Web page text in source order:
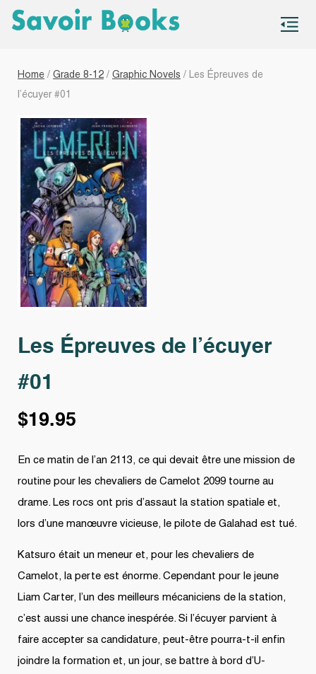
Home / Grade 8-12 / Graphic Novels / Les Épreuves de
l’écuyer #01
Les Épreuves de l’écuyer
#01
$19.95
En ce matin de l’an 2113, ce qui devait être une mission de
routine pour les chevaliers de Camelot 2099 tourne au
drame. Les rocs ont pris d’assaut la station spatiale et,
lors d’une manœuvre vicieuse, le pilote de Galahad est tué.
Katsuro était un meneur et, pour les chevaliers de
Camelot, la perte est énorme. Cependant pour le jeune
Liam Carter, l’un des meilleurs mécaniciens de la station,
c’est aussi une chance inespérée. Si l’écuyer parvient à
faire accepter sa candidature, peut-être pourra-t-il enfin
joindre la formation et, un jour, se battre à bord d’U-